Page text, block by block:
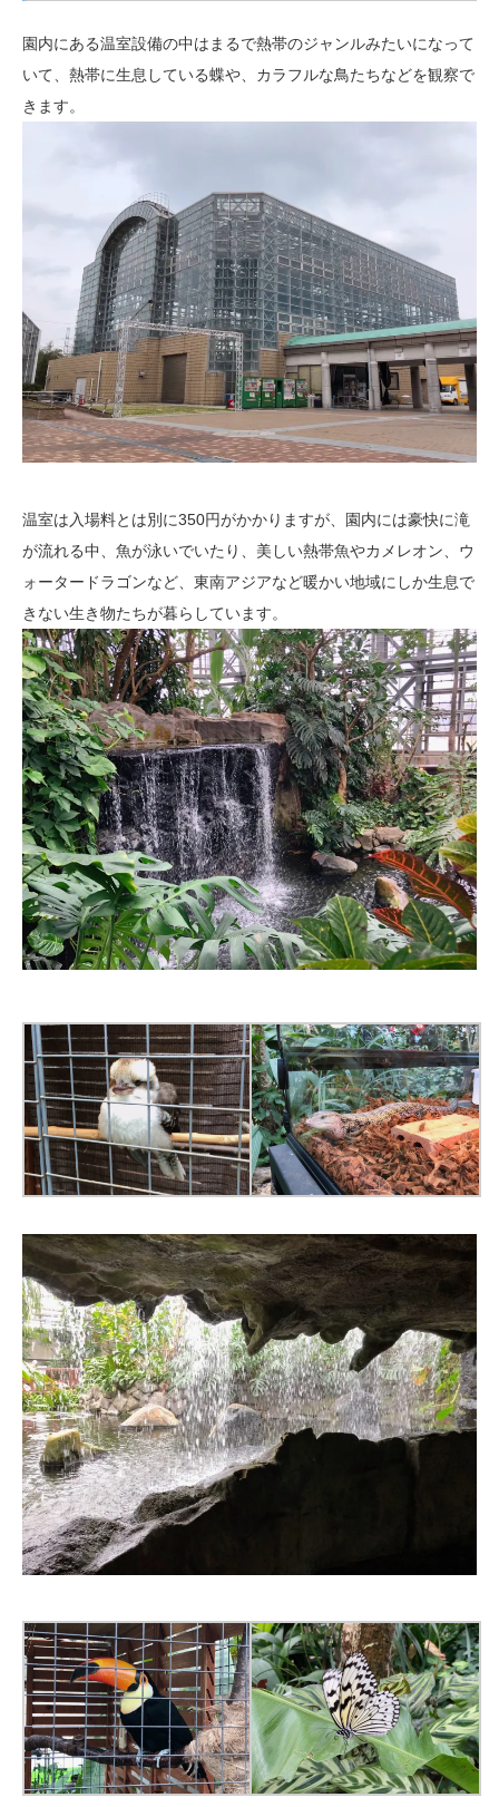
園内にある温室設備の中はまるで熱帯のジャンルみたいになって
いて、熱帯に生息している蝶や、カラフルな鳥たちなどを観察で
きます。
温室は入場料とは別に350円がかかりますが、園内には豪快に滝
が流れる中、魚が泳いでいたり、美しい熱帯魚やカメレオン、ウ
ォータードラゴンなど、東南アジアなど暖かい地域にしか生息で
きない生き物たちが暮らしています。